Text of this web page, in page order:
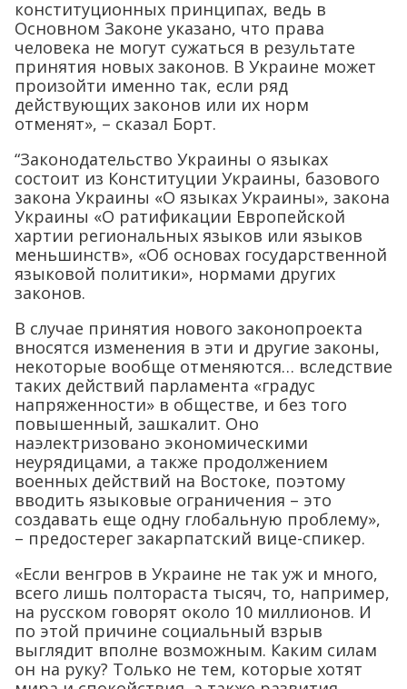
конституционных принципах, ведь в
Основном Законе указано, что права
человека не могут сужаться в результате
принятия новых законов. В Украине может
произойти именно так, если ряд
действующих законов или их норм
отменят», – сказал Борт.
“Законодательство Украины о языках
состоит из Конституции Украины, базового
закона Украины «О языках Украины», закона
Украины «О ратификации Европейской
хартии региональных языков или языков
меньшинств», «Об основах государственной
языковой политики», нормами других
законов.
В случае принятия нового законопроекта
вносятся изменения в эти и другие законы,
некоторые вообще отменяются… вследствие
таких действий парламента «градус
напряженности» в обществе, и без того
повышенный, зашкалит. Оно
наэлектризовано экономическими
неурядицами, а также продолжением
военных действий на Востоке, поэтому
вводить языковые ограничения – это
создавать еще одну глобальную проблему»,
– предостерег закарпатский вице-спикер.
«Если венгров в Украине не так уж и много,
всего лишь полтораста тысяч, то, например,
на русском говорят около 10 миллионов. И
по этой причине социальный взрыв
выглядит вполне возможным. Каким силам
он на руку? Только не тем, которые хотят